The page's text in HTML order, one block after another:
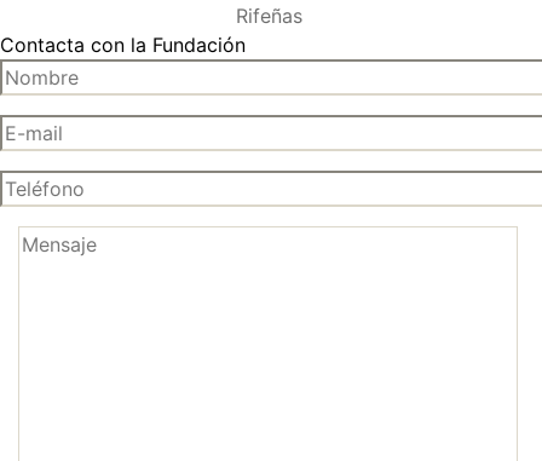
Rifeñas
Contacta con la Fundación